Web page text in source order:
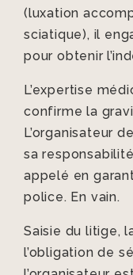
(luxation
sciatique), il
pour obtenir
L’expertise
confirme la
L’organisateur
sa
appelé en
police. En vain.
Saisie du litige,
l’obligation de